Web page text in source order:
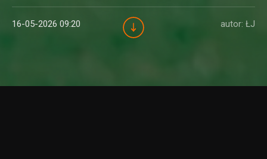
16-05-2026 09:20 autor: ŁJ